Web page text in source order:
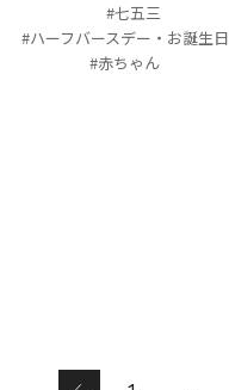
#七五三
#ハーフバースデー・お誕生日
#赤ちゃん